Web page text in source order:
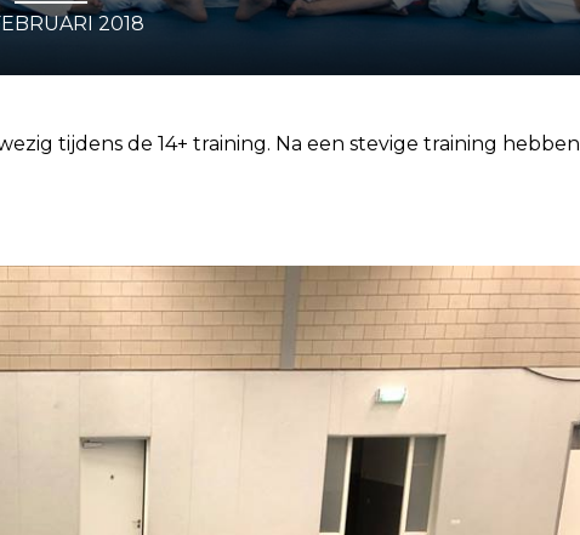
2018
tijdens de 14+ training. Na een stevige training hebben